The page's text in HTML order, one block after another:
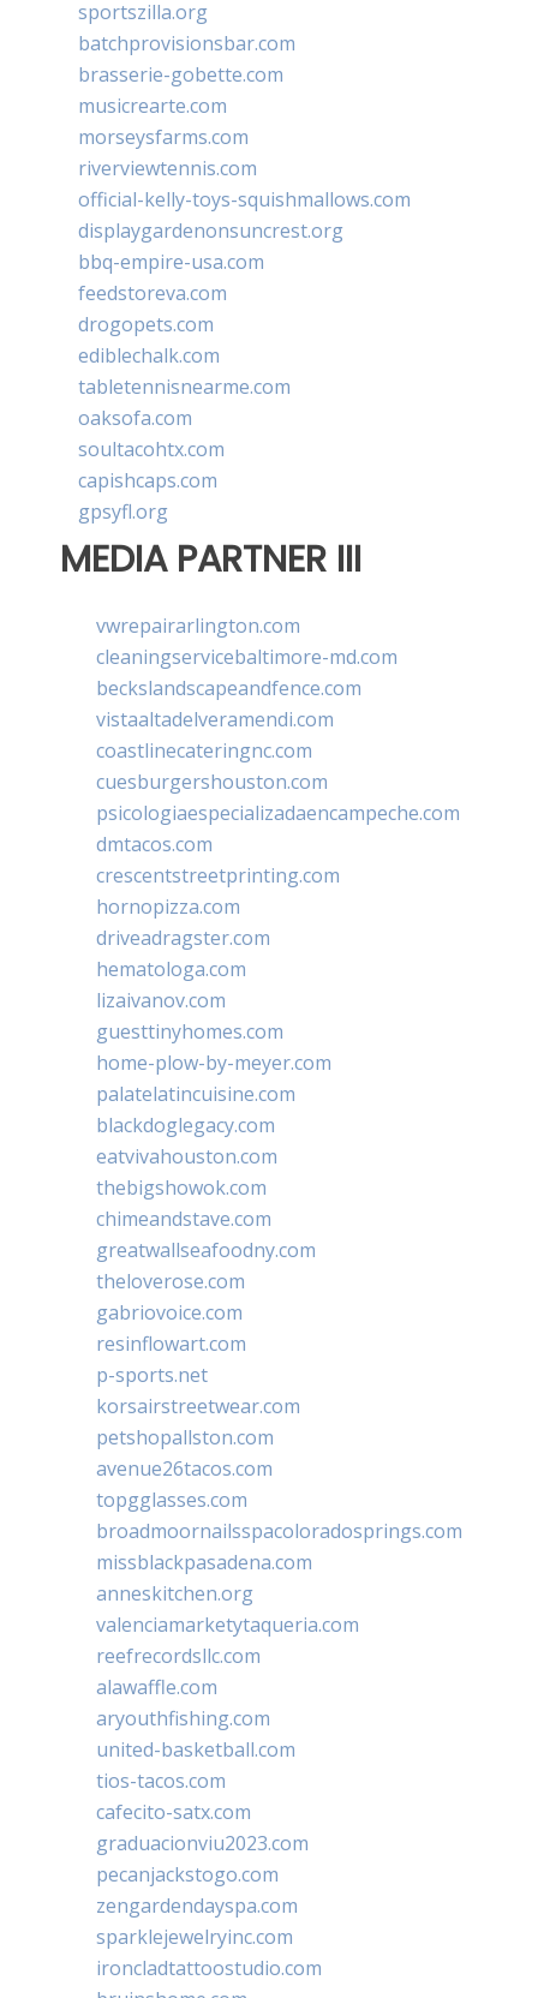
sportszilla.org
batchprovisionsbar.com
brasserie-gobette.com
musicrearte.com
morseysfarms.com
riverviewtennis.com
official-kelly-toys-squishmallows.com
displaygardenonsuncrest.org
bbq-empire-usa.com
feedstoreva.com
drogopets.com
ediblechalk.com
tabletennisnearme.com
oaksofa.com
soultacohtx.com
capishcaps.com
gpsyfl.org
MEDIA PARTNER III
vwrepairarlington.com
cleaningservicebaltimore-md.com
beckslandscapeandfence.com
vistaaltadelveramendi.com
coastlinecateringnc.com
cuesburgershouston.com
psicologiaespecializadaencampeche.com
dmtacos.com
crescentstreetprinting.com
hornopizza.com
driveadragster.com
hematologa.com
lizaivanov.com
guesttinyhomes.com
home-plow-by-meyer.com
palatelatincuisine.com
blackdoglegacy.com
eatvivahouston.com
thebigshowok.com
chimeandstave.com
greatwallseafoodny.com
theloverose.com
gabriovoice.com
resinflowart.com
p-sports.net
korsairstreetwear.com
petshopallston.com
avenue26tacos.com
topgglasses.com
broadmoornailsspacoloradosprings.com
missblackpasadena.com
anneskitchen.org
valenciamarketytaqueria.com
reefrecordsllc.com
alawaffle.com
aryouthfishing.com
united-basketball.com
tios-tacos.com
cafecito-satx.com
graduacionviu2023.com
pecanjackstogo.com
zengardendayspa.com
sparklejewelryinc.com
ironcladtattoostudio.com